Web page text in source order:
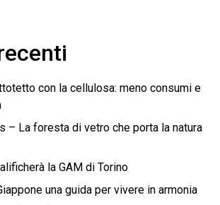
con la cellulosa: meno consumi e
– La foresta di vetro che porta la natura
la GAM di Torino
una guida per vivere in armonia